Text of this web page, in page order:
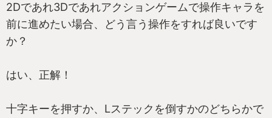
2Dであれ3Dであれアクションゲームで操作キャラを
前に進めたい場合、どう言う操作をすれば良いです
か？
はい、正解！
十字キーを押すか、Lステックを倒すかのどちらかで